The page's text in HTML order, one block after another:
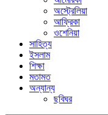
অস্ট্রেলিয়া
আফ্রিকা
ওশেনিয়া
সাহিত্য
ইসলাম
শিক্ষা
মতামত
অন্যান্য
ছবিঘর